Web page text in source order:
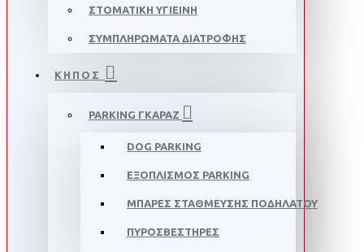
ΣΤΟΜΑΤΙΚΉ ΥΓΙΕΙΝΉ
ΣΥΜΠΛΗΡΏΜΑΤΑ ΔΙΑΤΡΟΦΉΣ
ΚΗΠΟΣ
PARKING ΓΚΑΡΆΖ
DOG PARKING
ΕΞΟΠΛΙΣΜΌΣ PARKING
ΜΠΆΡΕΣ ΣΤΆΘΜΕΥΣΗΣ ΠΟΔΗΛΆΤΟΥ
ΠΥΡΟΣΒΕΣΤΉΡΕΣ